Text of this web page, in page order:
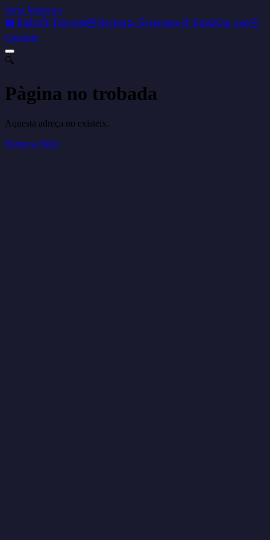
Serra Mamerra
📻 Ràdio📺 Televisió📰 Revista🥾 Excursions🎨 EsplaiQui som✉️
Contacte
🔍
Pàgina no trobada
Aquesta adreça no existeix.
Tornar a l'inici